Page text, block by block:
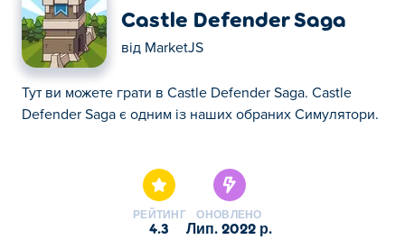
Castle Defender Saga
від MarketJS
Тут ви можете грати в Castle Defender Saga. Castle
Defender Saga є одним із наших обраних Симулятори.
РЕЙТИНГ
4.3
ОНОВЛЕНО
лип. 2022 р.